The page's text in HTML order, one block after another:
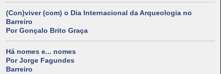
(Con)viver (com) o Dia Internacional da Arqueologia no
Barreiro
Por Gonçalo Brito Graça
Há nomes e... nomes
Por Jorge Fagundes
Barreiro